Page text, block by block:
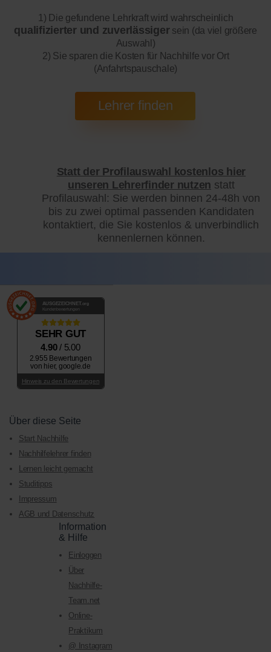
1) Die gefundene Lehrkraft wird wahrscheinlich
qualifizierter und zuverlässigersein (da viel größere
Auswahl)
2) Sie sparen die Kosten für Nachhilfe vor Ort
(Anfahrtspauschale)
Statt der Profilauswahl kostenlos hier
unseren Lehrerfinder nutzen statt
Profilauswahl: Sie werden binnen 24-48h von
bis zu zwei optimal passenden Kandidaten
kontaktiert, die Sie kostenlos & unverbindlich
kennenlernen können.
AUSGEZEICHNET .org
Kundenbewertungen
SEHR GUT
4.90/ 5.00
2.955 Bewertungen
von hier, google.de
Hinweis zu den Bewertungen
Über diese Seite
Start Nachhilfe
Nachhilfelehrer finden
Lernen leicht gemacht
Studitipps
Impressum
AGB und Datenschutz
Information
& Hilfe
Einloggen
Über
Nachhilfe-
Team.net
Online-
Praktikum
@ Instagram